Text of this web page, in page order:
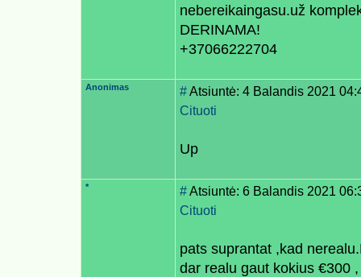
nebereikaingasu.už
DERINAMA!
+37066222704
Anonimas #Atsiuntė: 4 Balandis 2021
Cituoti
Up
* #Atsiuntė: 6 Balandis 2021
Cituoti
pats suprantat ,kad
dar realu gaut kokius €300